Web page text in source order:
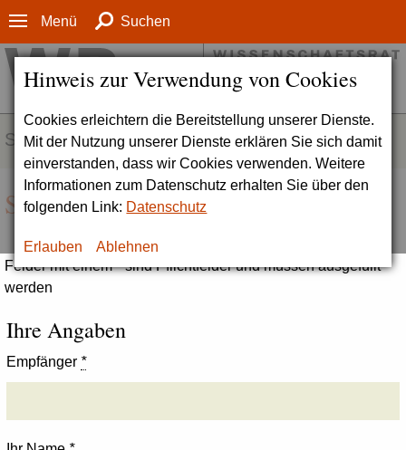
Hinweis zur Verwendung von Cookies
Cookies erleichtern die Bereitstellung unserer Dienste.
Mit der Nutzung unserer Dienste erklären Sie sich damit
einverstanden, dass wir Cookies verwenden. Weitere
Informationen zum Datenschutz erhalten Sie über den
folgenden Link: Datenschutz
Erlauben Ablehnen
Menü Suchen
SERVICE
Seite empfehlen
Felder mit einem * sind Pflichtfelder und müssen ausgefüllt
werden
Ihre Angaben
Empfänger *